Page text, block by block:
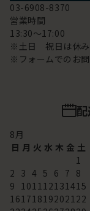
03-6908-8370
営業時間
13:30～17:00
※土日 祝日は休み
※フォームでのお
8 月
日 月 火 水 木 金 土
1
2 3 4 5 6 7 8
9
10 11 12 13 14 15
16 17 18 192021 22